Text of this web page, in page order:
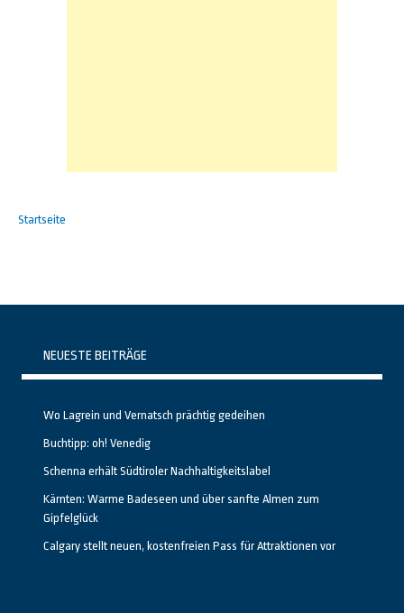
Startseite
NEUESTE BEITRÄGE
Wo Lagrein und Vernatsch prächtig gedeihen
Buchtipp: oh! Venedig
Schenna erhält Südtiroler Nachhaltigkeitslabel
Kärnten: Warme Badeseen und über sanfte Almen zum
Gipfelglück
Calgary stellt neuen, kostenfreien Pass für Attraktionen vor